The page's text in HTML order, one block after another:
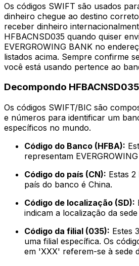
Os códigos SWIFT são usados
dinheiro chegue ao destino
receber dinheiro
HFBACNSD035 quando quiser
EVERGROWING BANK no
listados acima. Sempre confirme
você está usando pertence ao
Decompondo HFBACNSD035
Os códigos SWIFT/BIC são
e números para identificar um
específicos no mundo.
Código do Banco (HFBA):
representam
Código do país (CN): Estas
país do banco é China.
Código de localização (SD):
indicam a localização da
Código da filial (035): Estes
uma filial específica. Os
em 'XXX' referem-se à sede